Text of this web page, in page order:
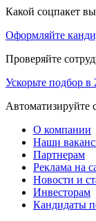
Какой соцпакет
Оформляйте
Проверяйте
Ускорьте подбор в
Автоматизируйте
О компании
Наши
Партнерам
Реклама на
Новости и
Инвесторам
Кандидаты